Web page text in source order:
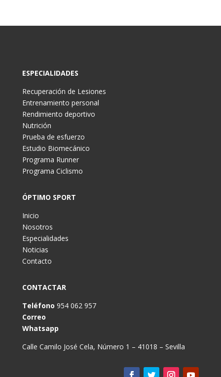
ESPECIALIDADES
Recuperación de Lesiones
Entrenamiento personal
Rendimiento deportivo
Nutrición
Prueba de esfuerzo
Estudio Biomecánico
Programa Runner
Programa Ciclismo
ÓPTIMO SPORT
Inicio
Nosotros
Especialidades
Noticias
Contacto
CONTACTAR
Teléfono 954 062 957
Correo
Whatsapp
Calle Camilo José Cela, Número 1 – 41018 – Sevilla